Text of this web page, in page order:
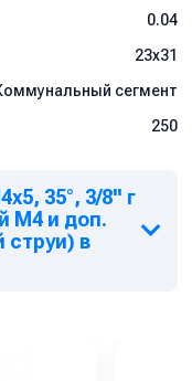
0.04
23x31
сегмент
250
35°, 3/8'' г
M4 и доп.
струи) в